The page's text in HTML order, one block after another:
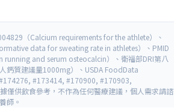
（Calcium requirements for the athlete）、
data for sweating rate in athletes）、PMID
running and serum osteocalcin）、衛福部DRI第八
鈣質建議量1000mg）、USDA FoodData
#173414, #170900, #170903,
僅供飲食參考，不作為任何醫療建議，個人需求請諮
師。